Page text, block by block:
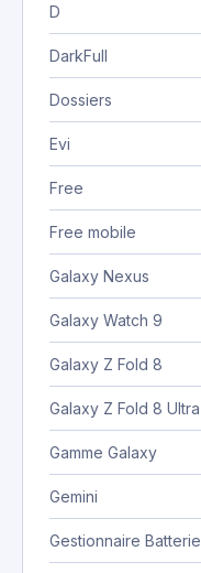
D
DarkFull
Dossiers
Evi
Free
Free mobile
Galaxy Nexus
Galaxy Watch 9
Galaxy Z Fold 8
Galaxy Z Fold 8 Ultra
Gamme Galaxy
Gemini
Gestionnaire Batterie